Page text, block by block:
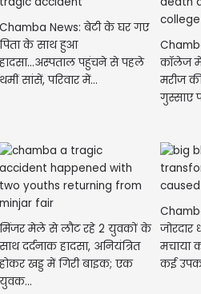
Chamba News: बेटी के घर गए
पिता के साथ हुआ
हादसा...अस्पताल पहुंचने से पहले
थमीं सांसें, परिवार में...
कॉलेज
मरीज
गुस्साए
मिंजर मेले से लौट रहे 2 युवकों के
साथ दर्दनाक हादसा, अनियंत्रित
होकर खड्ड में गिरी बाइक; एक
युवक...
जोरदार
मचाया
कई